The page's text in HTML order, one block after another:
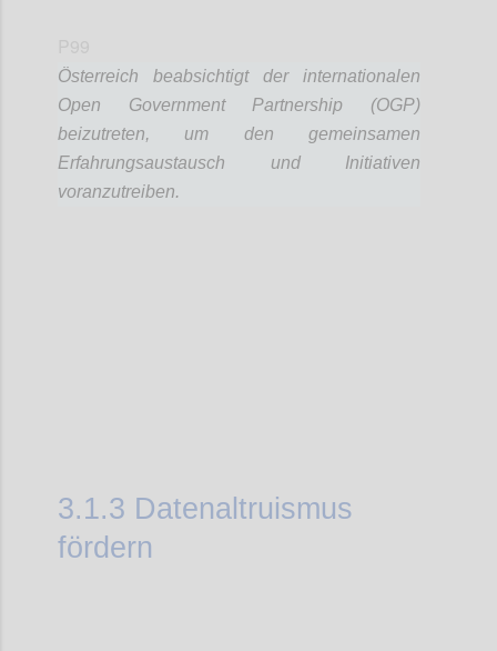
Österreich beabsichtigt der internationalen
Open Government Partnership (OGP)
beizutreten, um den gemeinsamen
Erfahrungsaustausch und Initiativen
voranzutreiben.
3.1.3 Datenaltruismus
fördern